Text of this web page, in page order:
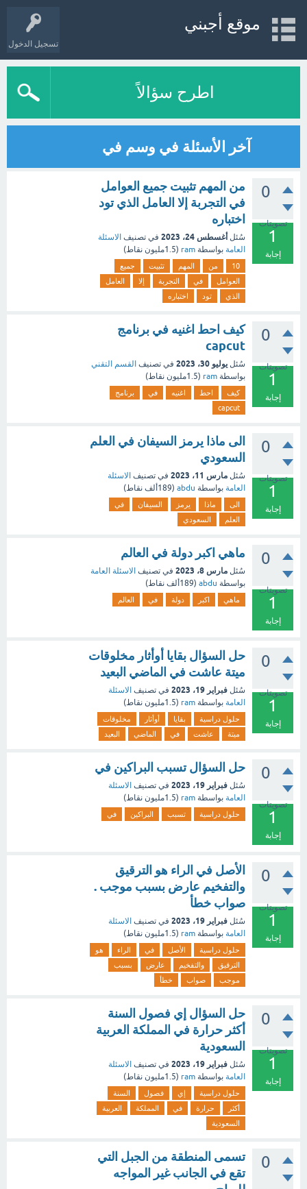
تسجيل الدخول
موقع أجبني
اطرح سؤالاً
آخر الأسئلة في وسم في
0
تصويتات
1
إجابة
من المهم تثبيت جميع العوامل
في التجربة إلا العامل الذي تود
اختباره
سُئل أغسطس 24، 2023 في تصنيف الاسئلة
العامة بواسطة ram
(1.5مليون نقاط)
10 من المهم تثبيت
جميع
العوامل
في التجربة إلا
العامل
الذي
تود اختباره
0
تصويتات
1
إجابة
كيف احط اغنيه في برنامج
capcut
سُئل يوليو 30، 2023 في تصنيف القسم التقني
بواسطة ram
(1.5مليون نقاط)
كيف احط اغنيه في
برنامج
capcut
0
تصويتات
1
إجابة
الى ماذا يرمز السيفان في العلم
السعودي
سُئل مارس 11، 2023 في تصنيف الاسئلة
العامة بواسطة abdu
(189ألف نقاط)
الى ماذا يرمز السيفان
في
العلم
السعودي
0
تصويتات
1
إجابة
ماهي اكبر دولة في العالم
سُئل مارس 8، 2023 في تصنيف الاسئلة العامة
بواسطة abdu
(189ألف نقاط)
ماهي اكبر دولة في العالم
0
تصويتات
1
إجابة
حل السؤال بقايا أوأثار مخلوقات
ميتة عاشت في الماضي البعيد
سُئل فبراير 19، 2023 في تصنيف الاسئلة
العامة بواسطة ram
(1.5مليون نقاط)
حلول دراسية بقايا أوأثار
مخلوقات
ميتة
عاشت في الماضي البعيد
0
تصويتات
1
إجابة
حل السؤال تسبب البراكين في
سُئل فبراير 19، 2023 في تصنيف الاسئلة
العامة بواسطة ram
(1.5مليون نقاط)
حلول دراسية تسبب البراكين في
0
تصويتات
1
إجابة
الأصل في الراء هو الترقيق
والتفخيم عارض بسبب موجب .
صواب خطأ
سُئل فبراير 19، 2023 في تصنيف الاسئلة
العامة بواسطة ram
(1.5مليون نقاط)
حلول دراسية الأصل في الراء
هو
الترقيق
والتفخيم عارض
بسبب
موجب
صواب خطأ
0
تصويتات
1
إجابة
حل السؤال إي فصول السنة
أكثر حرارة في المملكة العربية
السعودية
سُئل فبراير 19، 2023 في تصنيف الاسئلة
العامة بواسطة ram
(1.5مليون نقاط)
حلول دراسية إي فصول
السنة
أكثر
حرارة في المملكة
العربية
السعودية
0
تسمى المنطقة من الجبل التي
تقع في الجانب غير المواجه